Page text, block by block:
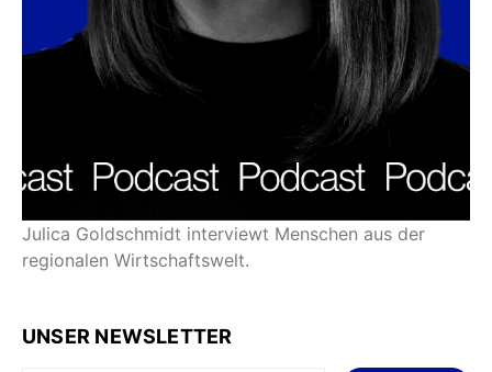
Julica Goldschmidt interviewt Menschen aus der
regionalen Wirtschaftswelt.
UNSER NEWSLETTER